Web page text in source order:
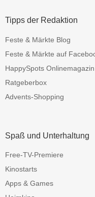
Tipps der Redaktion
Feste & Märkte Blog
Feste & Märkte auf
HappySpots Onlinemagazin
Ratgeberbox
Advents-Shopping
Spaß und Unterhaltung
Free-TV-Premiere
Kinostarts
Apps & Games